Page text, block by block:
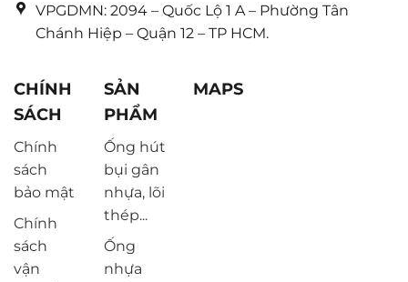
VPGDMN: 2094 – Quốc Lộ 1 A – Phường Tân
Chánh Hiệp – Quận 12 – TP HCM.
CHÍNH
SÁCH
Chính
sách
bảo mật
Chính
sách
vận
SẢN
PHẨM
Ống hút
bụi gân
nhựa, lõi
thép...
Ống
nhựa
MAPS